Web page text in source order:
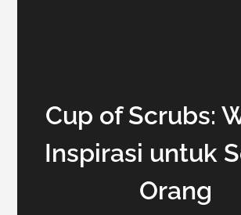
Cup of Scrubs:
Inspirasi untuk
Orang